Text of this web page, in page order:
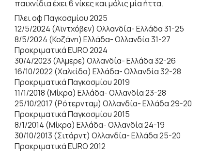
παιχνίδια έχει 6 νίκες και μόλις μία ήττα.
Πλει οφ Παγκοσμίου 2025
12/5/2024 (Αϊντχόβεν) Ολλανδία- Ελλάδα 31-25
8/5/2024 (Κοζάνη) Ελλάδα- Ολλανδία 31-27
Προκριματικά EURO 2024
30/4/2023 (Άλμερε) Ολλανδία- Ελλάδα 32-26
16/10/2022 (Χαλκίδα) Ελλάδα- Ολλανδία 32-28
Προκριματικά Παγκοσμίου 2019
11/1/2018 (Μίκρα) Ελλάδα- Ολλανδία 23-28
25/10/2017 (Ρότερνταμ) Ολλανδία- Ελλάδα 29-20
Προκριματικά Παγκοσμίου 2015
8/1/2014 (Μίκρα) Ελλάδα- Ολλανδία 24-19
30/10/2013 (Σιτάρντ) Ολλανδία- Ελλάδα 25-20
Προκριματικά EURO 2012